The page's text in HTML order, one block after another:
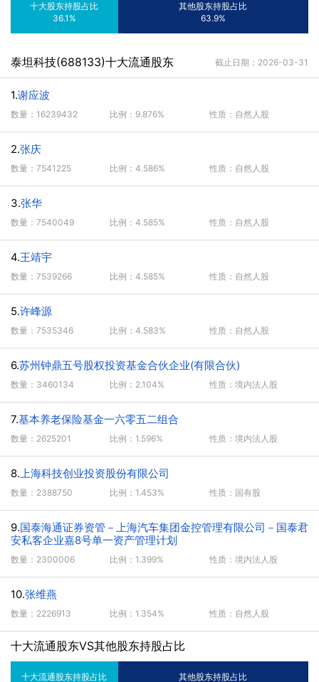
十大股东持股占比
36.1%
其他股东持股占比
63.9%
泰坦科技(688133)十大流通股东 截止日期：2026-03-31
1.谢应波
数量：16239432 比例：9.876% 性质：自然人股
2.张庆
数量：7541225 比例：4.586% 性质：自然人股
3.张华
数量：7540049 比例：4.585% 性质：自然人股
4.王靖宇
数量：7539266 比例：4.585% 性质：自然人股
5.许峰源
数量：7535346 比例：4.583% 性质：自然人股
6.苏州钟鼎五号股权投资基金合伙企业(有限合伙)
数量：3460134 比例：2.104% 性质：境内法人股
7.基本养老保险基金一六零五二组合
数量：2625201 比例：1.596% 性质：境内法人股
8.上海科技创业投资股份有限公司
数量：2388750 比例：1.453% 性质：国有股
9.国泰海通证券资管－上海汽车集团金控管理有限公司－国泰君
安私客企业嘉8号单一资产管理计划
数量：2300006 比例：1.399% 性质：境内法人股
10.张维燕
数量：2226913 比例：1.354% 性质：自然人股
十大流通股东VS其他股东持股占比
十大流通股东持股占比 其他股东持股占比